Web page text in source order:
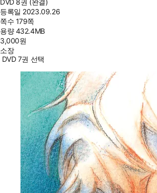
DVD 8권 (완결)
등록일 2023.09.26
쪽수 179쪽
용량432.4MB
3,000원
소장
DVD 7권 선택